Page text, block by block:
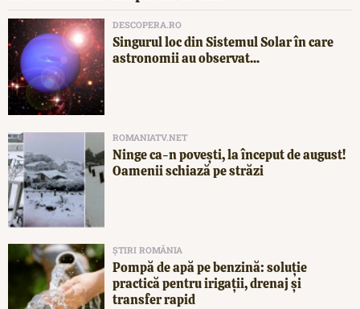
DESCOPERA.RO
Singurul loc din Sistemul Solar în care
astronomii au observat...
ROMANIATV.NET
Ninge ca-n povești, la început de august!
Oamenii schiază pe străzi
ȘTIRI ROMÂNIA
Pompă de apă pe benzină: soluție
practică pentru irigații, drenaj și
transfer rapid